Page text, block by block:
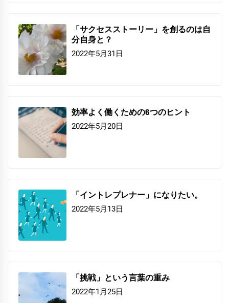
「サクセスストーリー」を創るのは自
分自身と？
2022年5月31日
効率よく働くための6つのヒント
2022年5月20日
「イントレプレナー」になりたい。
2022年5月13日
「挑戦」という言葉の重み
2022年1月25日